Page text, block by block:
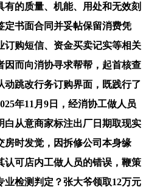
的质量、机能、用处和无效刻
定书面合同并妥帖保留消费凭
订购短信、资金买卖记实等相关
因而向消协寻求帮帮，起首核查
动跳改行务订购界面，既践行了
年11月9日，经消协工做人员
白从意商家标注出厂日期取现实
房时发觉，因拆修公司本身缘
认可店内工做人员的错误，鞭策
业检测判定？张大爷领取12万元